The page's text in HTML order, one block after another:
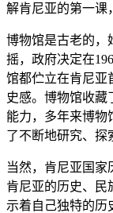
解肯尼亚的第一课
博物馆是古老的，
摇，政府决定在
馆都伫立在肯尼亚
史感。博物馆收藏
能力，多年来博物
了不断地研究、探
当然，肯尼亚国家
肯尼亚的历史、民
示着自己独特的历